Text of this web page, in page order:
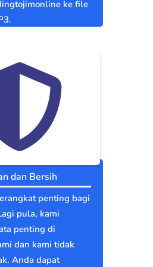
ke file
dan Bersih
penting bagi
pula, kami
penting di
dan kami tidak
Anda dapat